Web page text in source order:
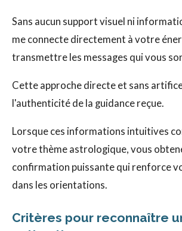
Sans aucun support visuel ni
me connecte directement à votre
transmettre les messages qui vous
Cette approche directe et sans
l'authenticité de la guidance reçue.
Lorsque ces informations intuitives
votre thème astrologique, vous
confirmation puissante qui renforce
dans les orientations.
Critères pour reconnaître